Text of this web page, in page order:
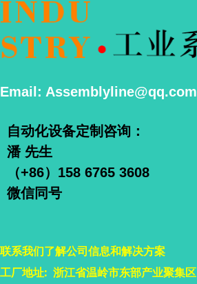
自动化设备定制咨询：
潘 先生
（+86）158 6765 3608
微信同号
联系我们了解公司信息和解决方案
工厂地址: 浙江省温岭市东部产业聚集区
Email: Assemblyline@qq.com